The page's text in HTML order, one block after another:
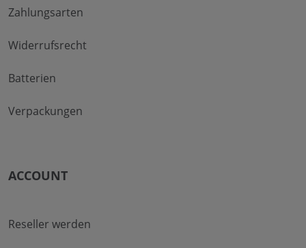
Zahlungsarten
Widerrufsrecht
Batterien
Verpackungen
ACCOUNT
Reseller werden